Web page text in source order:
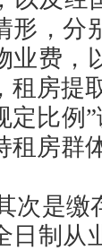
形，分
业费，
租房提
定比例
租房群
次是缴
日制从